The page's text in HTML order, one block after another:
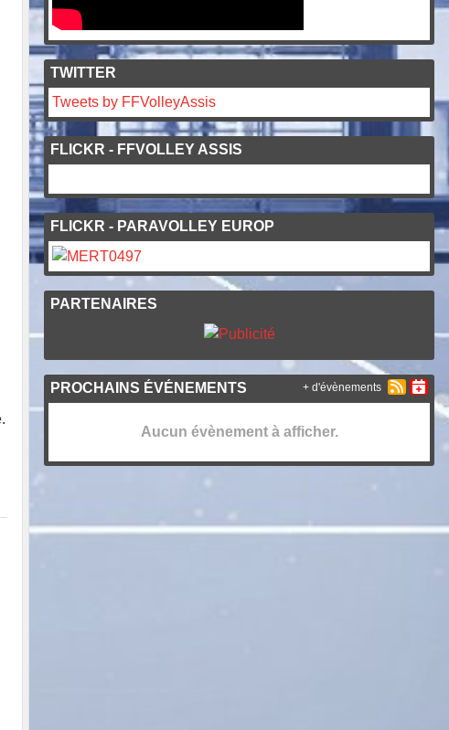
TWITTER
Tweets by FFVolleyAssis
FLICKR - FFVOLLEY ASSIS
FLICKR - PARAVOLLEY EUROP
PARTENAIRES
PROCHAINS ÉVÉNEMENTS
Aucun évènement à afficher.
+ d'évènements